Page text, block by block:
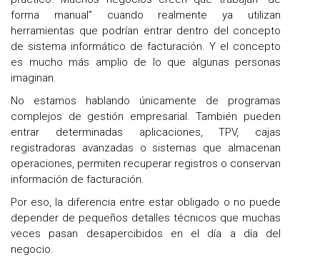
forma manual” cuando realmente ya utilizan
herramientas que podrían entrar dentro del concepto
de sistema informático de facturación. Y el concepto
es mucho más amplio de lo que algunas personas
imaginan.
No estamos hablando únicamente de programas
complejos de gestión empresarial. También pueden
entrar determinadas aplicaciones, TPV, cajas
registradoras avanzadas o sistemas que almacenan
operaciones, permiten recuperar registros o conservan
información de facturación.
Por eso, la diferencia entre estar obligado o no puede
depender de pequeños detalles técnicos que muchas
veces pasan desapercibidos en el día a día del
negocio.